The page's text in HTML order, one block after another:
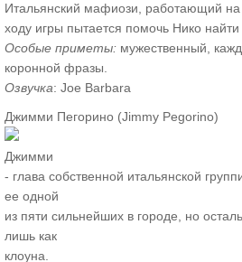
Итальянский мафиози, работающий
ходу игры пытается помочь Нико найти
Особые приметы: мужественный,
коронной фразы.
Озвучка: Joe Barbara
Джимми Пегорино (Jimmy Pegorino)
Джимми
- глава собственной итальянской
ее одной
из пяти сильнейших в городе, но
лишь как
клоуна.